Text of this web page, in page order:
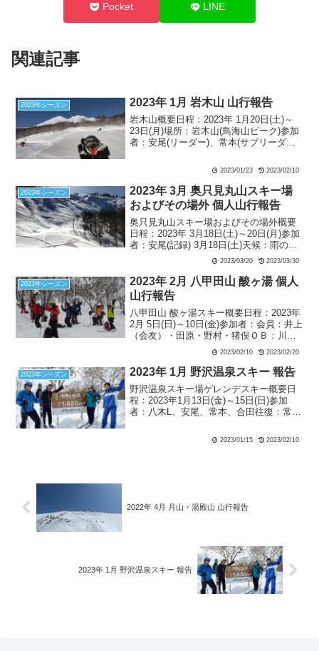
Pocket LINE
関連記事
2023年シーズン 2023年 1月 岩木山 山行報告
岩木山概要日程：2023年 1月20日(土)～
23日(月)場所：岩木山(鳥海山ピーク)参加
者：安尾(リーダー)、常本(サブリーダー)
スキー場にて午後ゲレンデスキー天候：
雪 早朝の東京発東北新幹線で...
2023/01/23 2023/02/10
2023年シーズン
2023年 3月 奥只見丸山スキー場
およびその場外 個人山行報告
奥只見丸山スキー場およびその場外概要
日程：2023年 3月18日(土)～20日(月)参加
者：安尾(記録) 3月18日(土)天候：雨のち
雪 朝旅館を出て奥只見シルバーライン
える奥只見丸山スキー場に向かう。こ...
2023/03/20 2023/03/30
2023年シーズン
2023年 2月 八甲田山 酸ヶ湯 個人
山行報告
八甲田山 酸ヶ湯スキー概要日程：2023年
2月 5日(日)～10日(金)参加者：会員：井上
（会友）・田原・野村・猪俣ＯＢ：川久
保・安仁屋・佐藤・小野田・梶田他2名
毎年恒例の井上さん企画の酸ヶ湯ツアー
に参加させていただいた。私は栂池から
2023/02/10 2023/02/20
2023年シーズン 2023年 1月 野沢温泉スキー 報告
野沢温泉スキー場ゲレンデスキー概要日
程：2023年1月13日(金)～15日(日)参加
者：八木L、安尾、常本、合田往復：常本
民宿 麻屋 1月12日(木)天候：晴れ -1℃
(正午) 積雪70cm （合田...
2023/01/15 2023/02/10
2022年 4月 月山・湯殿山 山行報告
2023年 1月 野沢温泉スキー 報告